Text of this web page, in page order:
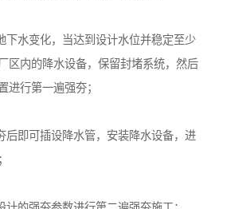
区内的降水设备，保留封堵系统，然后
进行第一遍强夯；